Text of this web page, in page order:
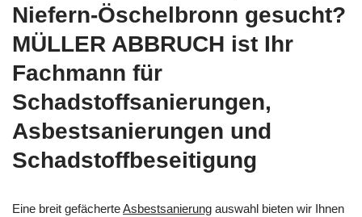
Niefern-Öschelbronn gesucht?
MÜLLER ABBRUCH ist Ihr
Fachmann für
Schadstoffsanierungen,
Asbestsanierungen und
Schadstoffbeseitigung
Eine breit gefächerteAsbestsanierung auswahl bieten wir Ihnen